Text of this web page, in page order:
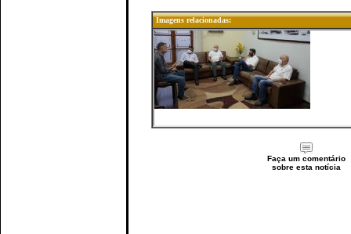
Imagens relacionadas:
Faça um comentário
sobre esta notícia